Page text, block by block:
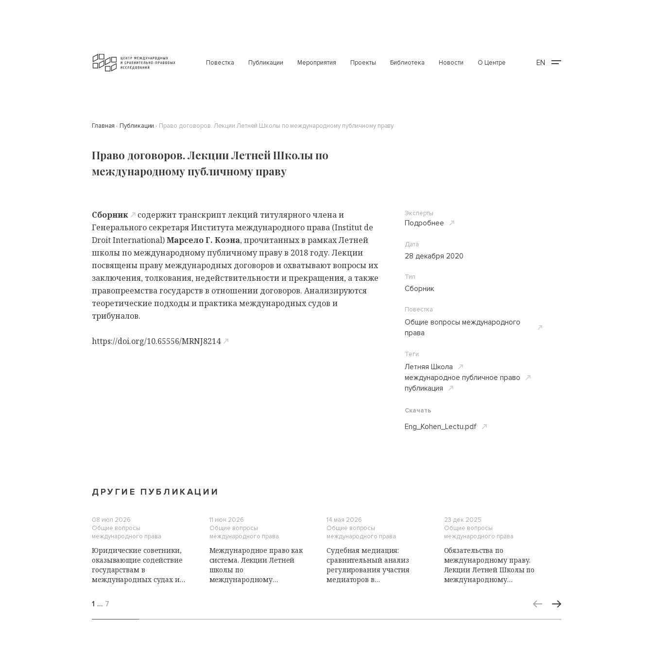
Повестка Публикации Мероприятия Проекты Библиотека Новости О Центре EN
Главная Публикации Право договоров. Лекции Летней Школы по международному публичному праву
Право договоров. Лекции Летней Школы по
международному публичному праву
Сборник
содержит транскрипт лекций титулярного члена и
Генерального секретаря Института международного права (Institut de
Droit International)Марсело Г. Коэна, прочитанных в рамках Летней
школы по международному публичному праву в 2018 году. Лекции
посвящены праву международных договоров и охватывают вопросы их
заключения, толкования, недействительности и прекращения, а также
правопреемства государств в отношении договоров. Анализируются
теоретические подходы и практика международных судов и
трибуналов.
https://doi.org/10.65556/MRNJ8214
Эксперты
Подробнее
Дата
28 декабря 2020
Тип
Сборник
Повестка
Общие вопросы международного
права
Теги
Летняя Школа
международное публичное право
публикация
Скачать
Eng_Kohen_Lectu.pdf
ДРУГИЕ ПУБЛИКАЦИИ
08 июл 2026
Общие вопросы
международного права
Юридические советники,
оказывающие содействие
государствам в
международных судах и
обязанности. Лекции
Летней школы по
международному
11 июн 2026
Общие вопросы
международного права
Международное право как
система. Лекции Летней
школы по
международному
14 мая 2026
Общие вопросы
международного права
Судебная медиация:
сравнительный анализ
регулирования участия
медиаторов в
23 дек 2025
Общие вопросы
международного права
Обязательства по
международному праву.
Лекции Летней Школы по
международному
1 … 7